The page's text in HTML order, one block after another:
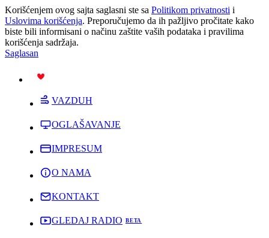
Korišćenjem ovog sajta saglasni ste sa Politikom privatnosti i
Uslovima korišćenja. Preporučujemo da ih pažljivo pročitate kako
biste bili informisani o načinu zaštite vaših podataka i pravilima
korišćenja sadržaja.
Saglasan
VAZDUH
OGLAŠAVANJE
IMPRESUM
O NAMA
KONTAKT
GLEDAJ RADIO